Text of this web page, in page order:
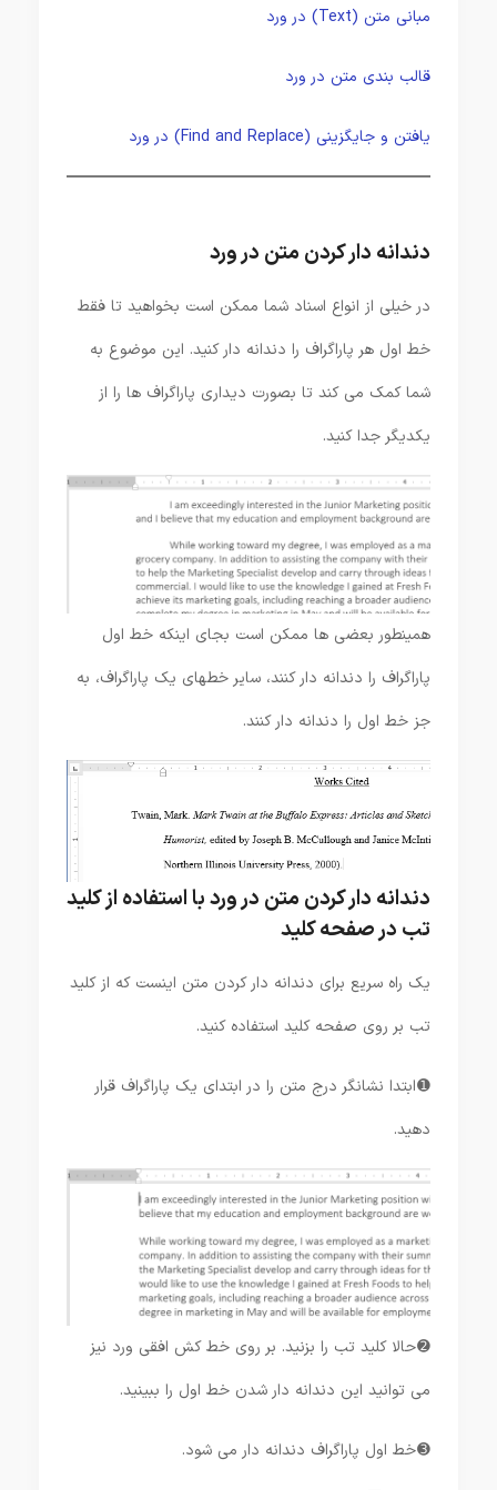
مبانی متن (Text) در ورد
قالب بندی متن در ورد
یافتن و جایگزینی (Find and Replace) در ورد
دندانه دار کردن متن در ورد
در خیلی از انواع اسناد شما ممکن است بخواهید تا فقط
خط اول هر پاراگراف را دندانه دار کنید. این موضوع به
شما کمک می کند تا بصورت دیداری پاراگراف ها را از
یکدیگر جدا کنید.
همینطور بعضی ها ممکن است بجای اینکه خط اول
پاراگراف را دندانه دار کنند، سایر خطهای یک پاراگراف، به
جز خط اول را دندانه دار کنند.
دندانه دار کردن متن در ورد با استفاده از کلید
تب در صفحه کلید
یک راه سریع برای دندانه دار کردن متن اینست که از کلید
تب بر روی صفحه کلید استفاده کنید.
➊ ابتدا نشانگر درج متن را در ابتدای یک پاراگراف قرار
دهید.
➋ حالا کلید تب را بزنید. بر روی خط کش افقی ورد نیز
می توانید این دندانه دار شدن خط اول را ببینید.
➌ خط اول پاراگراف دندانه دار می شود.